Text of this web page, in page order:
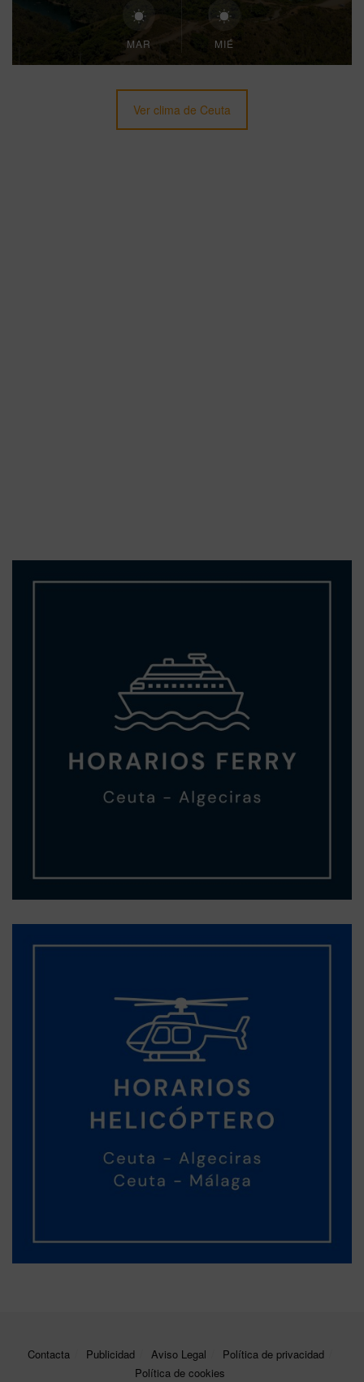
MAR MIÉ
Ver clima de Ceuta
Contacta Publicidad Aviso Legal
Política de privacidad
Política de cookies